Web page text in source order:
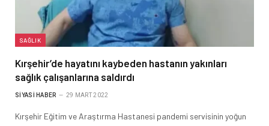
SAĞLIK
Kırşehir’de hayatını kaybeden hastanın yakınları
sağlık çalışanlarına saldırdı
SIYASI HABER 29 MART 2022
Kırşehir Eğitim ve Araştırma Hastanesi pandemi servisinin yoğun